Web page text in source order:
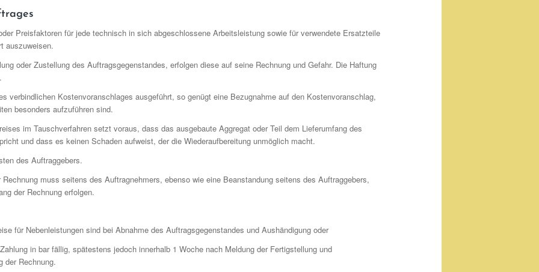
Preisfaktoren für jede technisch in sich abgeschlossene Arbeitsleistung sowie für verwendete Ersatzteile
auszuweisen.
oder Zustellung des Auftragsgegenstandes, erfolgen diese auf seine Rechnung und Gefahr. Die Haftung
verbindlichen Kostenvoranschlages ausgeführt, so genügt eine Bezugnahme auf den Kostenvoranschlag,
besonders aufzuführen sind.
im Tauschverfahren setzt voraus, dass das ausgebaute Aggregat oder Teil dem Lieferumfang des
und dass es keinen Schaden aufweist, der die Wiederaufbereitung unmöglich macht.
des Auftraggebers.
muss seitens des Auftragnehmers, ebenso wie eine Beanstandung seitens des Auftraggebers,
der Rechnung erfolgen.
für Nebenleistungen sind bei Abnahme des Auftragsgegenstandes und Aushändigung oder
in bar fällig, spätestens jedoch innerhalb 1 Woche nach Meldung der Fertigstellung und
der Rechnung.